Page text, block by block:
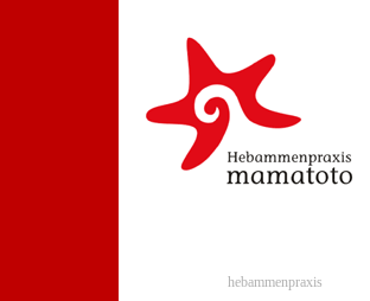
hebammenpraxis